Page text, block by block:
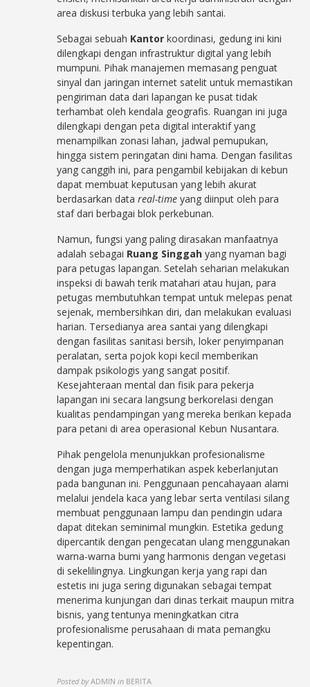
area diskusi terbuka yang lebih santai.
Sebagai sebuah Kantor koordinasi, gedung ini kini
dilengkapi dengan infrastruktur digital yang lebih
mumpuni. Pihak manajemen memasang penguat
sinyal dan jaringan internet satelit untuk memastikan
pengiriman data dari lapangan ke pusat tidak
terhambat oleh kendala geografis. Ruangan ini juga
dilengkapi dengan peta digital interaktif yang
menampilkan zonasi lahan, jadwal pemupukan,
hingga sistem peringatan dini hama. Dengan fasilitas
yang canggih ini, para pengambil kebijakan di kebun
dapat membuat keputusan yang lebih akurat
berdasarkan datareal-time yang diinput oleh para
staf dari berbagai blok perkebunan.
Namun, fungsi yang paling dirasakan manfaatnya
adalah sebagai Ruang Singgah yang nyaman bagi
para petugas lapangan. Setelah seharian melakukan
inspeksi di bawah terik matahari atau hujan, para
petugas membutuhkan tempat untuk melepas penat
sejenak, membersihkan diri, dan melakukan evaluasi
harian. Tersedianya area santai yang dilengkapi
dengan fasilitas sanitasi bersih, loker penyimpanan
peralatan, serta pojok kopi kecil memberikan
dampak psikologis yang sangat positif.
Kesejahteraan mental dan fisik para pekerja
lapangan ini secara langsung berkorelasi dengan
kualitas pendampingan yang mereka berikan kepada
para petani di area operasional Kebun Nusantara.
Pihak pengelola menunjukkan profesionalisme
dengan juga memperhatikan aspek keberlanjutan
pada bangunan ini. Penggunaan pencahayaan alami
melalui jendela kaca yang lebar serta ventilasi silang
membuat penggunaan lampu dan pendingin udara
dapat ditekan seminimal mungkin. Estetika gedung
dipercantik dengan pengecatan ulang menggunakan
warna-warna bumi yang harmonis dengan vegetasi
di sekelilingnya. Lingkungan kerja yang rapi dan
estetis ini juga sering digunakan sebagai tempat
menerima kunjungan dari dinas terkait maupun mitra
bisnis, yang tentunya meningkatkan citra
profesionalisme perusahaan di mata pemangku
kepentingan.
Posted by ADMIN in BERITA